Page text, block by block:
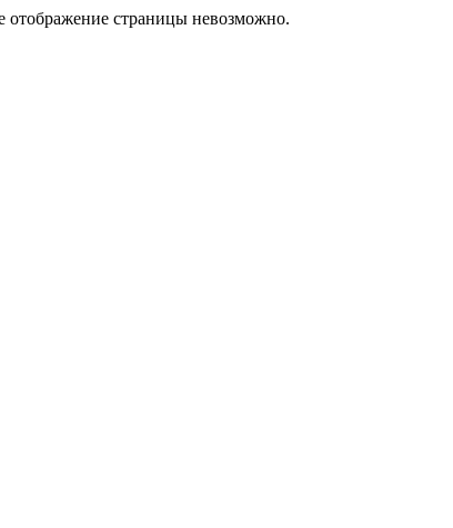
отображение страницы невозможно.